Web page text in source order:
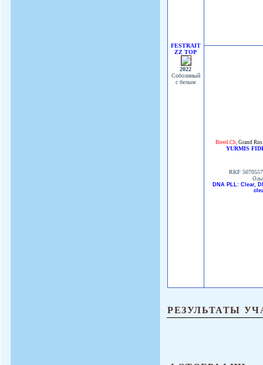
FESTRAIT
ZZ TOP
2022
Соболиный
с белым
Breed.Ch, Grand
YURMIS
RKF
DNA PLL: Clear,
РЕЗУЛЬТАТЫ